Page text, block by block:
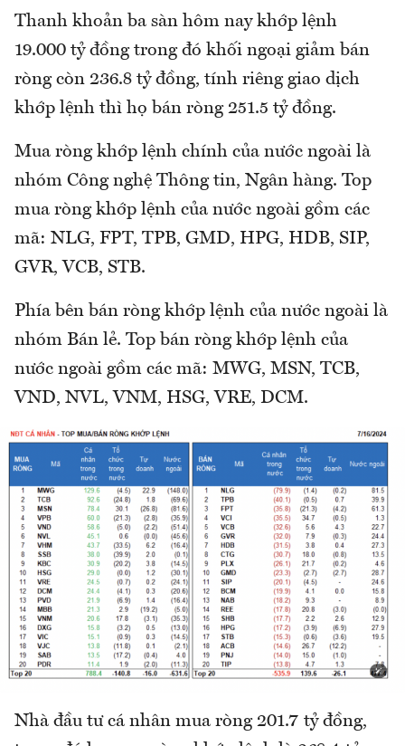
Thanh khoản ba sàn hôm nay khớp lệnh
19.000 tỷ đồng trong đó khối ngoại giảm bán
ròng còn 236.8 tỷ đồng, tính riêng giao dịch
khớp lệnh thì họ bán ròng 251.5 tỷ đồng.
Mua ròng khớp lệnh chính của nước ngoài là
nhóm Công nghệ Thông tin, Ngân hàng. Top
mua ròng khớp lệnh của nước ngoài gồm các
mã: NLG, FPT, TPB, GMD, HPG, HDB, SIP,
GVR, VCB, STB.
Phía bên bán ròng khớp lệnh của nước ngoài là
nhóm Bán lẻ. Top bán ròng khớp lệnh của
nước ngoài gồm các mã: MWG, MSN, TCB,
VND, NVL, VNM, HSG, VRE, DCM.
Nhà đầu tư cá nhân mua ròng 201.7 tỷ đồng,